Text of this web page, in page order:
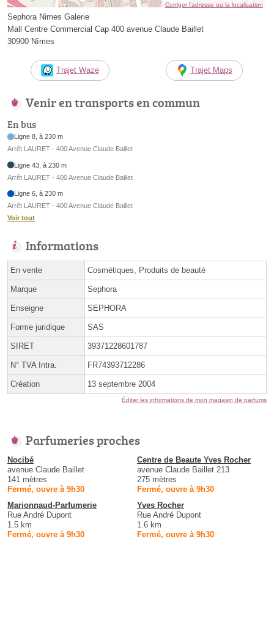
Corriger l’adresse ou la localisation
Sephora Nimes Galerie
Mall Centre Commercial Cap 400 avenue Claude Baillet
30900 Nîmes
Trajet Waze Trajet Maps
Venir en transports en commun
En bus
Ligne 8, à 230 m
Arrêt LAURET - 400 Avenue Claude Baillet
Ligne 43, à 230 m
Arrêt LAURET - 400 Avenue Claude Baillet
Ligne 6, à 230 m
Arrêt LAURET - 400 Avenue Claude Baillet
Voir tout
Informations
En vente Cosmétiques, Produits de beauté
Marque Sephora
Enseigne SEPHORA
Forme juridique SAS
SIRET 39371228601787
N° TVA Intra. FR74393712286
Création 13 septembre 2004
Éditer les informations de mon magasin de parfums
Parfumeries proches
Nocibé
avenue Claude Baillet
141 mètres
Fermé, ouvre à 9h30
Centre de Beaute Yves Rocher
avenue Claude Baillet 213
275 mètres
Fermé, ouvre à 9h30
Marionnaud-Parfumerie
Rue André Dupont
1.5 km
Fermé, ouvre à 9h30
Yves Rocher
Rue André Dupont
1.6 km
Fermé, ouvre à 9h30